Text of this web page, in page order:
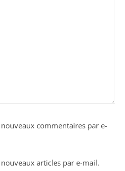
commentaires par e-
articles par e-mail.